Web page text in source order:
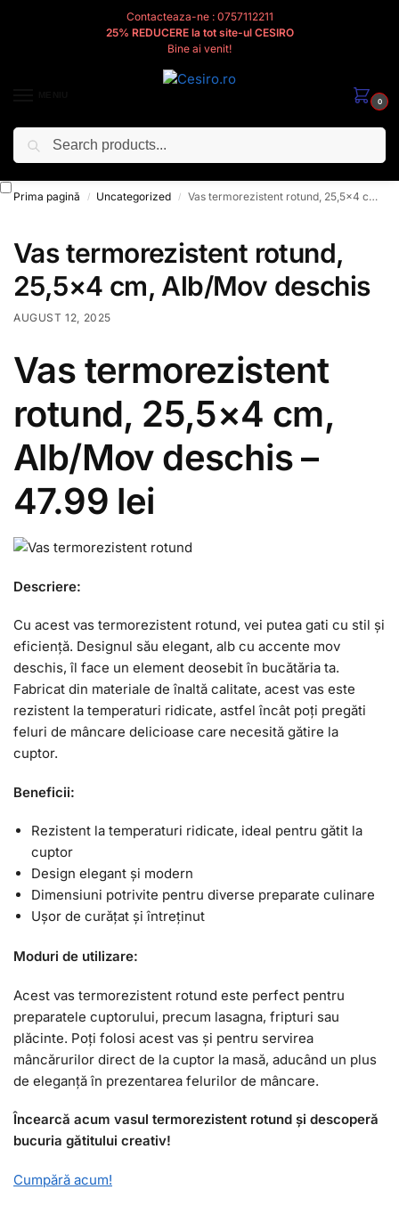
Contacteaza-ne : 0757112211
25% REDUCERE la tot site-ul CESIRO
Bine ai venit!
0
Cesiro
Prima pagină / Uncategorized / Vas termorezistent rotund, 25,5×4 cm, Alb/Mov deschis
Vas termorezistent rotund,
25,5×4 cm, Alb/Mov deschis
AUGUST 12, 2025
Vas termorezistent
rotund, 25,5×4 cm,
Alb/Mov deschis –
47.99 lei
Descriere:
Cu acest vas termorezistent rotund, vei putea gati cu stil și
eficiență. Designul său elegant, alb cu accente mov
deschis, îl face un element deosebit în bucătăria ta.
Fabricat din materiale de înaltă calitate, acest vas este
rezistent la temperaturi ridicate, astfel încât poți pregăti
feluri de mâncare delicioase care necesită gătire la
cuptor.
Beneficii:
Rezistent la temperaturi ridicate, ideal pentru gătit la
cuptor
Design elegant și modern
Dimensiuni potrivite pentru diverse preparate culinare
Ușor de curățat și întreținut
Moduri de utilizare:
Acest vas termorezistent rotund este perfect pentru
preparatele cuptorului, precum lasagna, fripturi sau
plăcinte. Poți folosi acest vas și pentru servirea
mâncărurilor direct de la cuptor la masă, aducând un plus
de eleganță în prezentarea felurilor de mâncare.
Încearcă acum vasul termorezistent rotund și descoperă
bucuria gătitului creativ!
Cumpără acum!